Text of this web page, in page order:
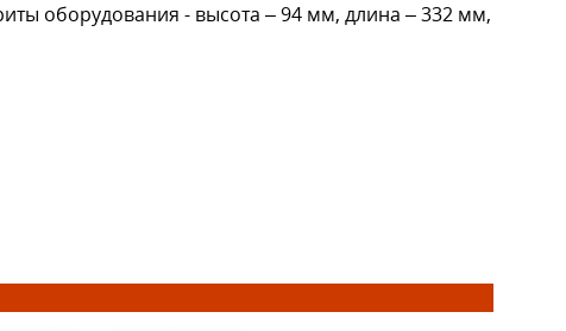
оборудования - высота – 94 мм, длина – 332 мм,